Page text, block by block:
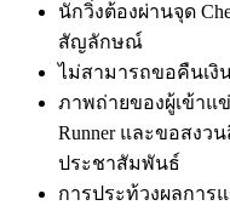
นักวิ่งต้องผ่านจุด
สัญลักษณ์
ไม่สามารถขอคืนเงิ
ภาพถ่ายของผู้เข้าแ
Runner และขอสงว
ประชาสัมพันธ์
การประท้วงผลการ